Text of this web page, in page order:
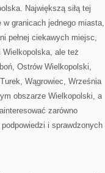
Największą siłą tej
granicach jednego miasta,
pełnej ciekawych miejsc,
Wielkopolska, ale też
Ostrów Wielkopolski,
Wągrowiec, Września
obszarze Wielkopolski, a
zarówno
i sprawdzonych